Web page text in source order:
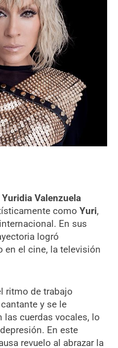
Yuridia Valenzuela
comoYuri,
En sus
logró
en el cine, la televisión
ritmo de trabajo
y se le
las cuerdas vocales, lo
En este
revuelo al abrazar la